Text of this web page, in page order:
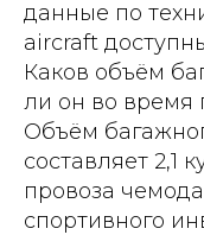
данные по
aircraft
Каков объём
ли он во время
Объём
составляет 2,1
провоза
спортивного